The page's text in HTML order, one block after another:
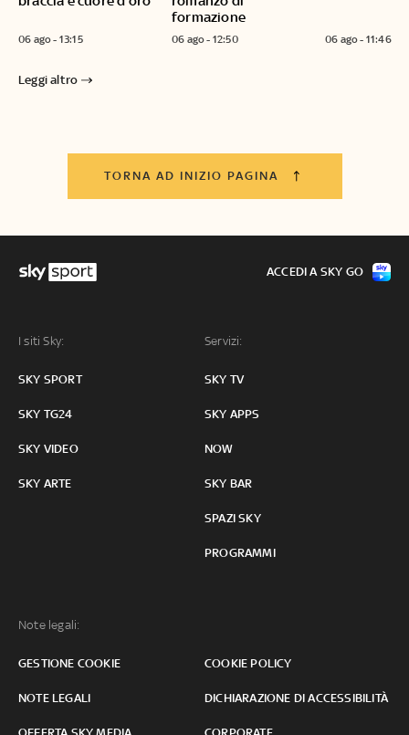
06 ago - 13:15
formazione
06 ago - 12:50 06 ago - 11:46
Leggi altro
TORNA AD INIZIO PAGINA
I siti Sky:
SKY SPORT
SKY TG24
SKY VIDEO
SKY ARTE
Servizi:
SKY TV
SKY APPS
NOW
SKY BAR
SPAZI SKY
PROGRAMMI
Note legali:
GESTIONE COOKIE COOKIE POLICY
NOTE LEGALI DICHIARAZIONE DI ACCESSIBILITÀ
ACCEDI A SKY GO